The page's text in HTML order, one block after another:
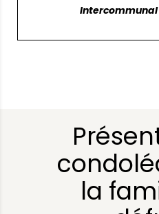
Intercommunal
la